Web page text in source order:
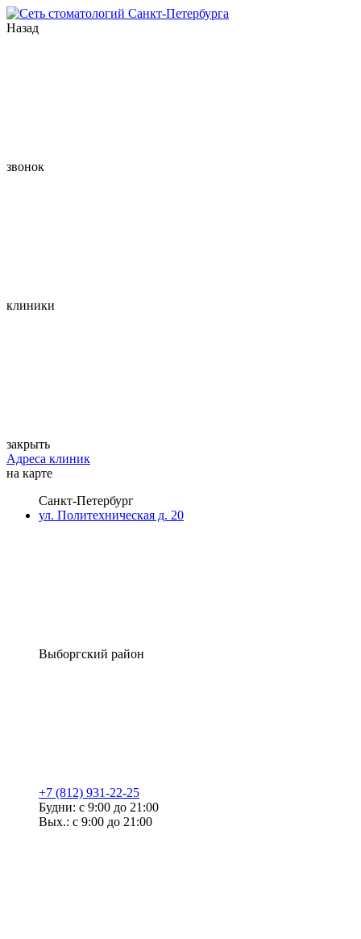
Назад
звонок
клиники
закрыть
Адреса клиник
на карте
Санкт-Петербург
ул. Политехническая д. 20
Выборгский район
+7 (812) 931-22-25
Будни: с 9:00 до 21:00
Вых.: с 9:00 до 21:00